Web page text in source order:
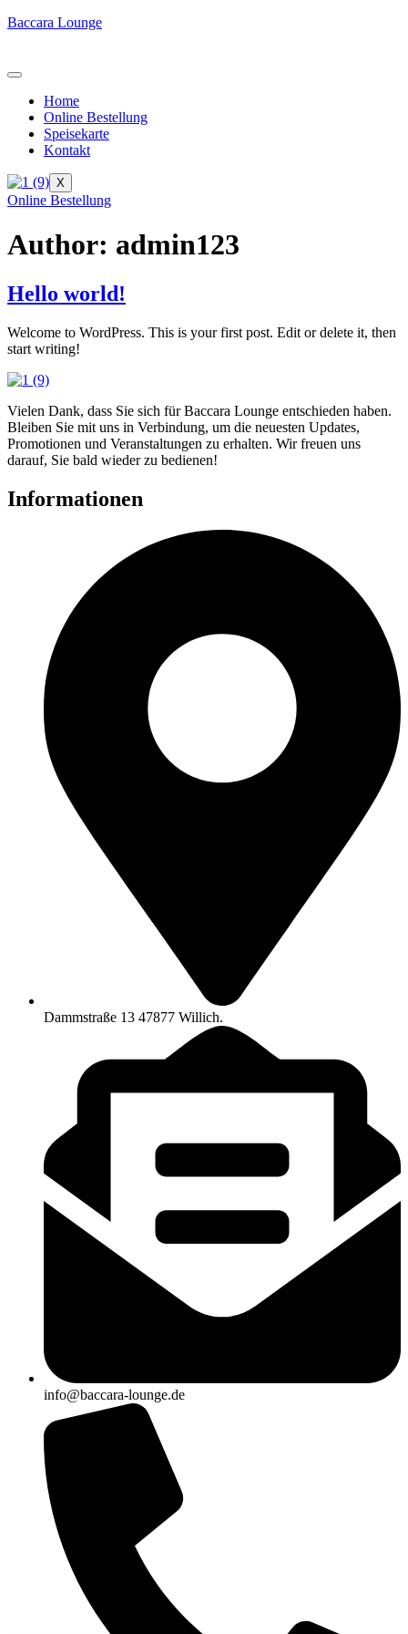
Baccara Lounge
Home
Online Bestellung
Speisekarte
Kontakt
X
Online Bestellung
Author: admin123
Hello world!
Welcome to WordPress. This is your first post. Edit or delete it, then
start writing!
Vielen Dank, dass Sie sich für Baccara Lounge entschieden haben.
Bleiben Sie mit uns in Verbindung, um die neuesten Updates,
Promotionen und Veranstaltungen zu erhalten. Wir freuen uns
darauf, Sie bald wieder zu bedienen!
Informationen
Dammstraße 13 47877 Willich.
info@baccara-lounge.de